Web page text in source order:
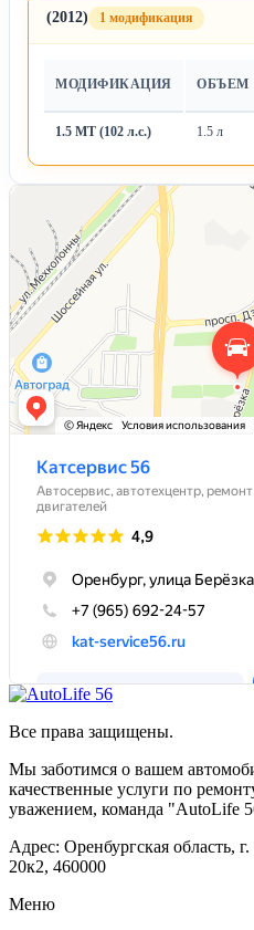
(2012) 1 модификация
МОДИФИКАЦИЯ ОБЪЕМ
1.5 MT (102 л.с.) 1.5 л
Все права защищены.
Мы заботимся о вашем
качественные услуги по
уважением, команда "AutoLife
Адрес: Оренбургская область,
20к2, 460000
Меню